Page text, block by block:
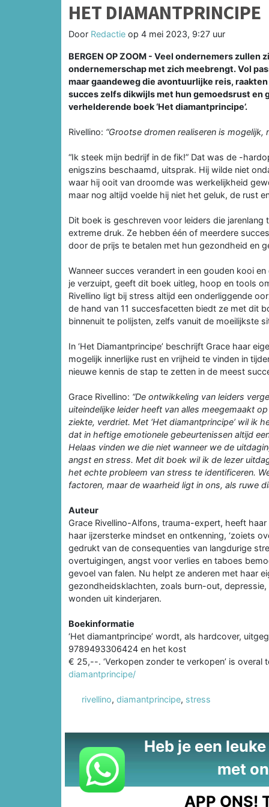
HET DIAMANTPRINCIPE
Door Redactie op 4 mei 2023, 9:27 uur
BERGEN OP ZOOM - Veel ondernemers
ondernemerschap met zich meebrengt. Vol
maar gaandeweg die avontuurlijke reis,
succes zelfs dikwijls met hun gemoedsrust en
verhelderende boek ‘Het diamantprincipe’.
Rivellino: “Grootse dromen realiseren is
“Ik steek mijn bedrijf in de fik!” Dat was de -
enigszins beschaamd, uitsprak. Hij wilde niet
waar hij ooit van droomde was werkelijkheid
maar nog altijd voelde hij niet het geluk, de rust
Dit boek is geschreven voor leiders die
extreme druk. Ze hebben één of meerdere
door de prijs te betalen met hun gezondheid en
Wanneer succes verandert in een gouden kooi
je verzuipt, geeft dit boek uitleg, hoop en tools
Rivellino ligt bij stress altijd een onderliggende
de hand van 11 succesfacetten biedt ze met dit
binnenuit te polijsten, zelfs vanuit de moeilijkste
In ‘Het Diamantprincipe’ beschrijft Grace haar
mogelijk innerlijke rust en vrijheid te vinden in
nieuwe kennis de stap te zetten in de meest
Grace Rivellino: “De ontwikkeling van leiders
uiteindelijke leider heeft van alles meegemaakt
ziekte, verdriet. Met ‘Het diamantprincipe’ wil ik
dat in heftige emotionele gebeurtenissen altijd
Helaas vinden we die niet wanneer we de
angst en stress. Met dit boek wil ik de lezer
het echte probleem van stress te identificeren.
factoren, maar de waarheid ligt in ons, als ruwe
Auteur
Grace Rivellino-Alfons, trauma-expert, heeft
haar ijzersterke mindset en ontkenning, ‘zoiets
gedrukt van de consequenties van langdurige
overtuigingen, angst voor verlies en taboes
gevoel van falen. Nu helpt ze anderen met haar
gezondheidsklachten, zoals burn-out, depressie,
wonden uit kinderjaren.
Boekinformatie
‘Het diamantprincipe’ wordt, als hardcover,
9789493306424 en het kost
€ 25,--. ‘Verkopen zonder te verkopen’ is overal
diamantprincipe/
rivellino, diamantprincipe, stress
Heb je een
met
APP ONS!